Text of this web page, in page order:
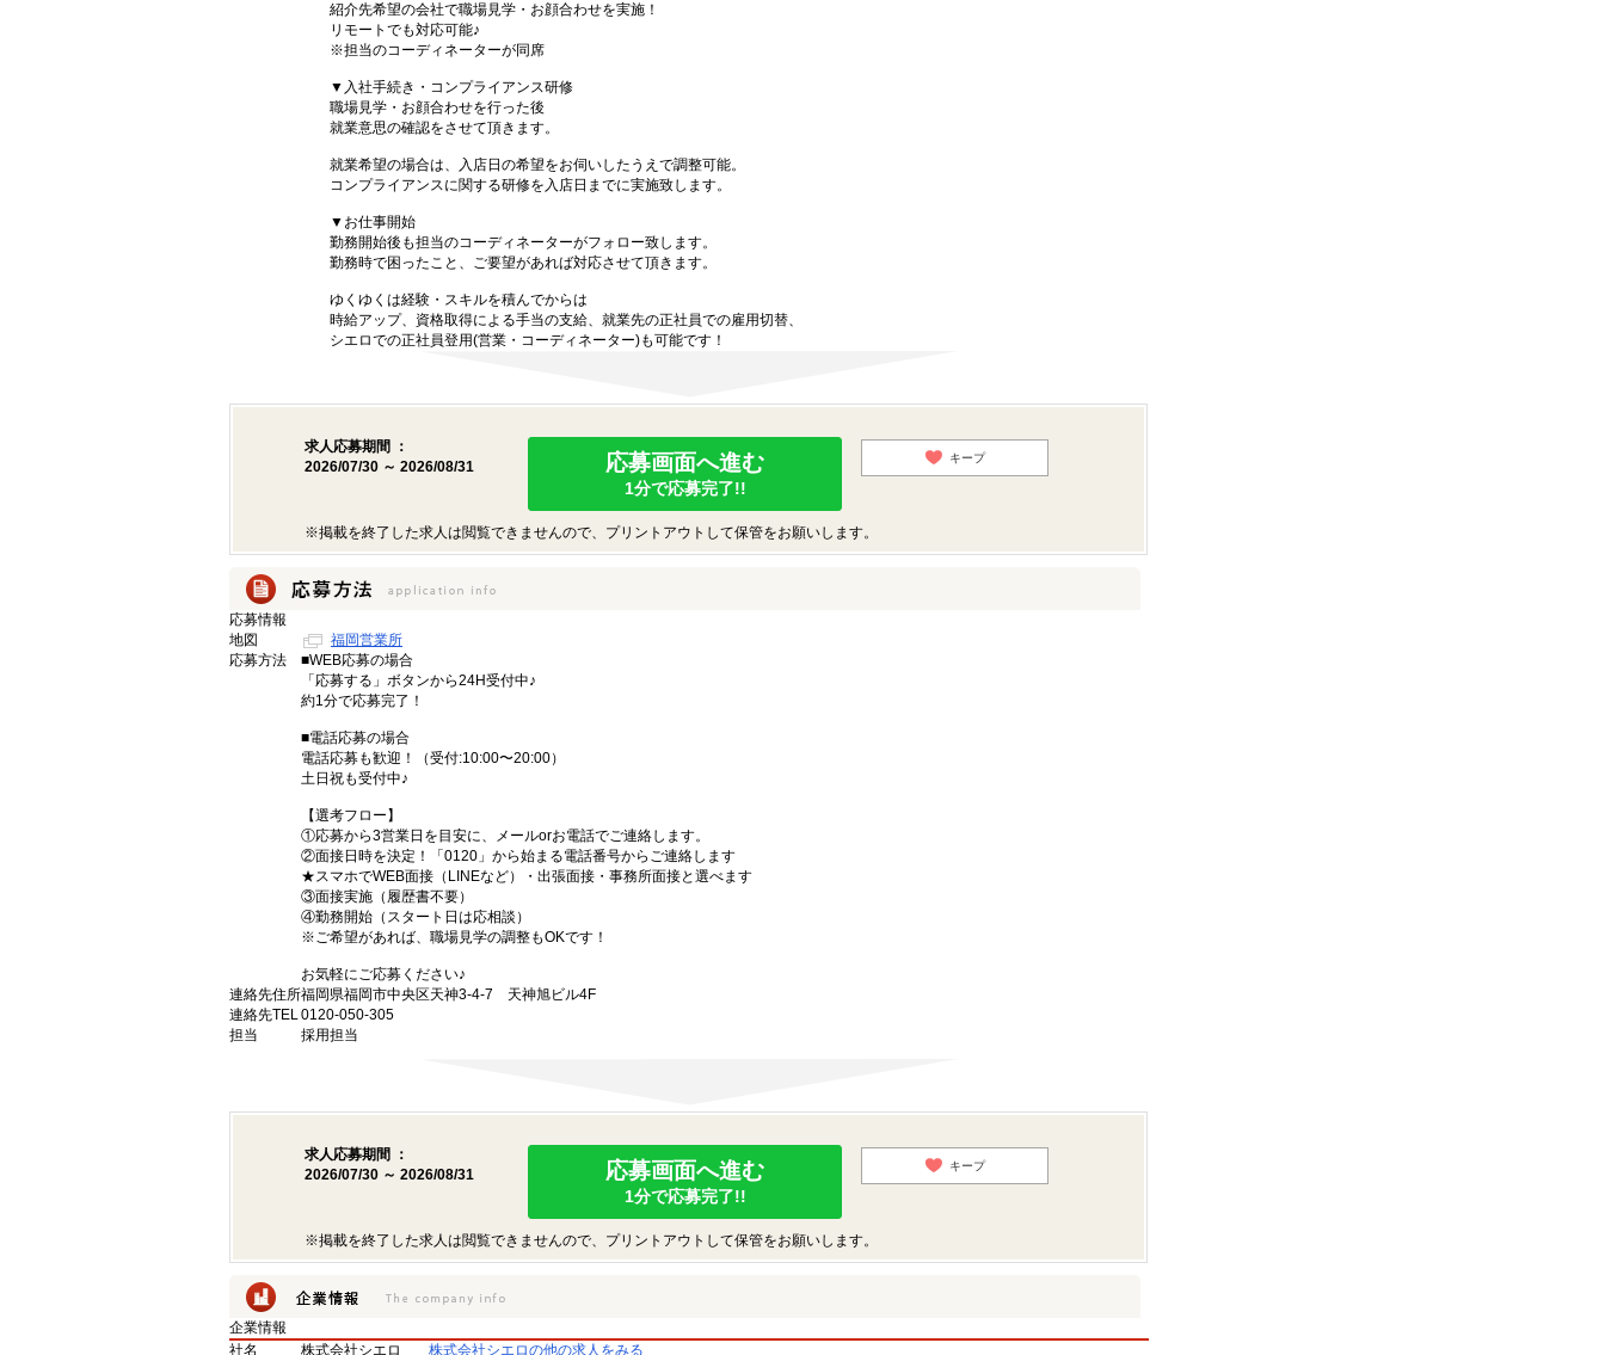
紹介先希望の会社で職場見学・お顔合わせを実施！
リモートでも対応可能♪
※担当のコーディネーターが同席
▼入社手続き・コンプライアンス研修
職場見学・お顔合わせを行った後
就業意思の確認をさせて頂きます。
就業希望の場合は、入店日の希望をお伺いしたうえで調整可能。
コンプライアンスに関する研修を入店日までに実施致します。
▼お仕事開始
勤務開始後も担当のコーディネーターがフォロー致します。
勤務時で困ったこと、ご要望があれば対応させて頂きます。
ゆくゆくは経験・スキルを積んでからは
時給アップ、資格取得による手当の支給、就業先の正社員での雇用切替、
シエロでの正社員登用(営業・コーディネーター)も可能です！
求人応募期間 ：
2026/07/30 ～ 2026/08/31
応募画面へ進む
1分で応募完了!!
キープ
※掲載を終了した求人は閲覧できませんので、プリントアウトして保管をお願いします。
応募情報
地図
福岡営業所
応募方法
■WEB応募の場合
「応募する」ボタンから24H受付中♪
約1分で応募完了！
■電話応募の場合
電話応募も歓迎！（受付:10:00〜20:00）
土日祝も受付中♪
【選考フロー】
①応募から3営業日を目安に、メールorお電話でご連絡します。
②面接日時を決定！「0120」から始まる電話番号からご連絡します
★スマホでWEB面接（LINEなど）・出張面接・事務所面接と選べます
③面接実施（履歴書不要）
④勤務開始（スタート日は応相談）
※ご希望があれば、職場見学の調整もOKです！
お気軽にご応募ください♪
連絡先住所福岡県福岡市中央区天神3-4-7 天神旭ビル4F
連絡先TEL0120-050-305
担当
採用担当
求人応募期間 ：
2026/07/30 ～ 2026/08/31
応募画面へ進む
1分で応募完了!!
キープ
※掲載を終了した求人は閲覧できませんので、プリントアウトして保管をお願いします。
企業情報
社名
株式会社シエロ 株式会社シエロの他の求人をみる